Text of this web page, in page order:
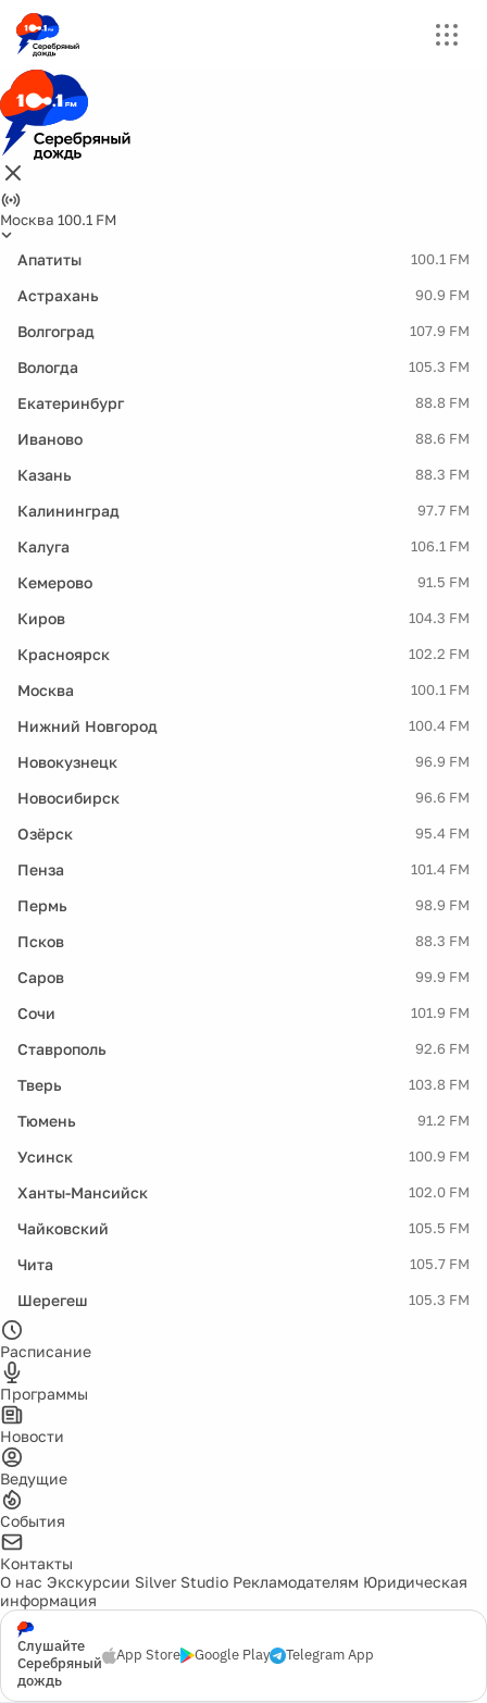
Москва 100.1 FM
Апатиты 100.1 FM
Астрахань 90.9 FM
Волгоград 107.9 FM
Вологда 105.3 FM
Екатеринбург 88.8 FM
Иваново 88.6 FM
Казань 88.3 FM
Калининград 97.7 FM
Калуга 106.1 FM
Кемерово 91.5 FM
Киров 104.3 FM
Красноярск 102.2 FM
Москва 100.1 FM
Нижний Новгород 100.4 FM
Новокузнецк 96.9 FM
Новосибирск 96.6 FM
Озёрск 95.4 FM
Пенза 101.4 FM
Пермь 98.9 FM
Псков 88.3 FM
Саров 99.9 FM
Сочи 101.9 FM
Ставрополь 92.6 FM
Тверь 103.8 FM
Тюмень 91.2 FM
Усинск 100.9 FM
Ханты-Мансийск 102.0 FM
Чайковский 105.5 FM
Чита 105.7 FM
Шерегеш 105.3 FM
Расписание
Программы
Новости
Ведущие
События
Контакты
О нас Экскурсии Silver Studio Рекламодателям Юридическая
информация
Слушайте
Серебряный
дождь
App Store Google Play Telegram App